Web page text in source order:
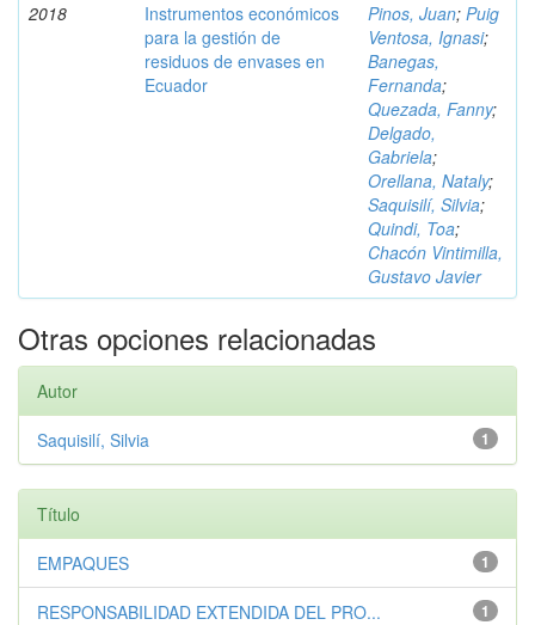
2018
Instrumentos económicos
para la gestión de
residuos de envases en
Ecuador
Pinos, Juan; Puig
Ventosa, Ignasi;
Banegas,
Fernanda;
Quezada, Fanny;
Delgado,
Gabriela;
Orellana, Nataly;
Saquisilí, Silvia;
Quindi, Toa;
Chacón Vintimilla,
Gustavo Javier
Otras opciones relacionadas
Autor
1
Saquisilí, Silvia
Título
1
EMPAQUES
1
RESPONSABILIDAD EXTENDIDA DEL PRO...